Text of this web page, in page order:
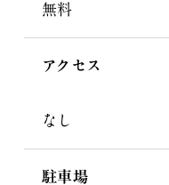
無料
アクセス
なし
駐車場